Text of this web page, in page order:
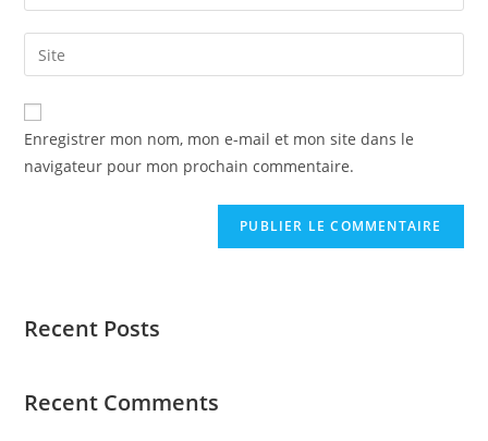
Enregistrer mon nom, mon e-mail et mon site dans le
navigateur pour mon prochain commentaire.
Recent Posts
Recent Comments